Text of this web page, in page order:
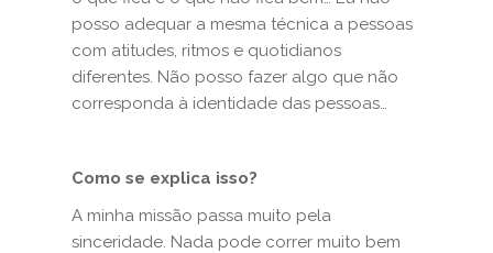
posso adequar a mesma técnica a pessoas
com atitudes, ritmos e quotidianos
diferentes. Não posso fazer algo que não
corresponda à identidade das pessoas…
Como se explica isso?
A minha missão passa muito pela
sinceridade. Nada pode correr muito bem